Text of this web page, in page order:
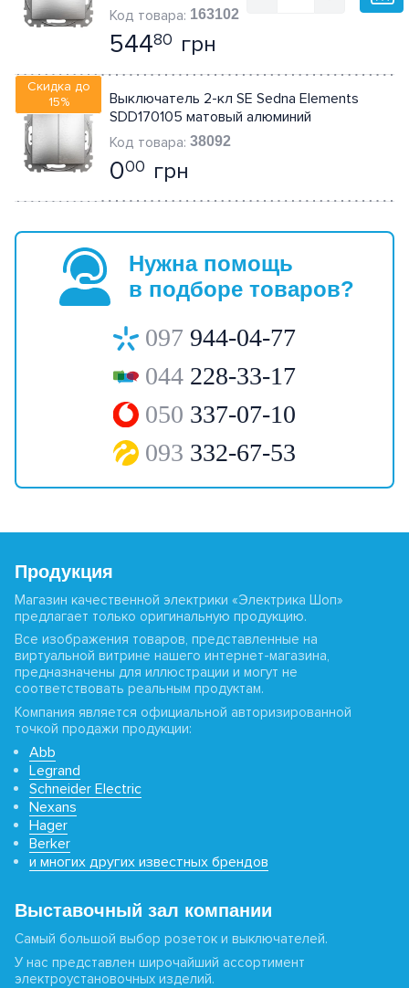
163102
54480 грн
Скидка до
15%
Выключатель 2-кл SE Sedna Elements
SDD170105 матовый алюминий
38092
000 грн
Нужна помощь
в подборе товаров?
097 944-04-77
044 228-33-17
050 337-07-10
093 332-67-53
Продукция
Магазин качественной электрики «Электрика Шоп»
предлагает только оригинальную продукцию.
Все изображения товаров, представленные на
виртуальной витрине нашего интернет-магазина,
предназначены для иллюстрации и могут не
соответствовать реальным продуктам.
Компания является официальной авторизированной
точкой продажи продукции:
Abb
Legrand
Schneider Electric
Nexans
Hager
Berker
и многих других известных брендов
Выставочный зал компании
Самый большой выбор розеток и выключателей.
У нас представлен широчайший ассортимент
электроустановочных изделий.